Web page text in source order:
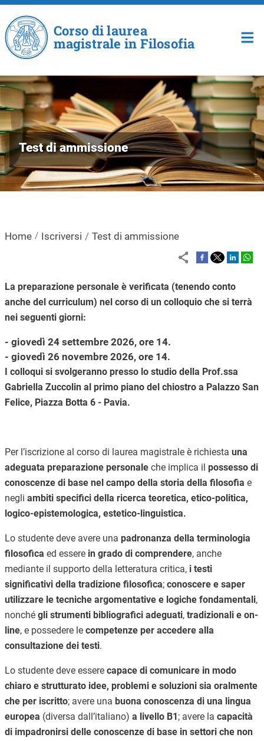
Salta al contenuto principale
Corso di laurea
magistrale in Filosofia
Test di ammissione
Home Iscriversi Test di ammissione
La preparazione personale è verificata (tenendo conto
anche del curriculum) nel corso di un colloquio che si terrà
nei seguenti giorni:
- giovedì 24 settembre 2026, ore 14.
- giovedì 26 novembre 2026, ore 14.
I colloqui si svolgeranno presso lo studio della Prof.ssa
Gabriella Zuccolin al primo piano del chiostro a Palazzo San
Felice, Piazza Botta 6 - Pavia.
Per l’iscrizione al corso di laurea magistrale è richiesta una
adeguata preparazione personaleche implica il possesso di
conoscenze di base nel campo della storia della filosofia e
negli ambiti specifici della ricerca teoretica, etico-politica,
logico-epistemologica, estetico-linguistica.
Lo studente deve avere una padronanza della terminologia
filosofica ed essere in grado di comprendere, anche
mediante il supporto della letteratura critica,i testi
significativi della tradizione filosofica; conoscere e saper
utilizzare le tecniche argomentative e logiche fondamentali,
nonché gli strumenti bibliografici adeguati, tradizionali e on-
line, e possedere le competenze per accedere alla
consultazione dei testi.
Lo studente deve essere capace di comunicare in modo
chiaro e strutturato idee, problemi e soluzioni sia oralmente
che per iscritto; avere una buona conoscenza di una lingua
europea (diversa dall’italiano) a livello B1; avere la capacità
di impadronirsi delle conoscenze di base in settori che non